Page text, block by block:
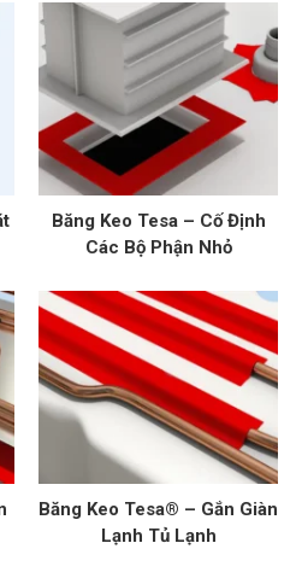
Băng Keo Tesa – Cố Định
Các Bộ Phận Nhỏ
Băng Keo Tesa® – Gắn Giàn
Lạnh Tủ Lạnh